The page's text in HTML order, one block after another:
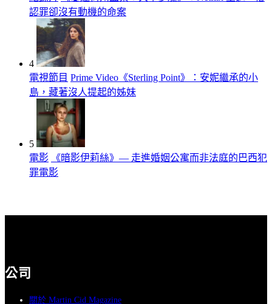
認罪卻沒有動機的命案
4
電視節目 Prime Video《Sterling Point》：安妮繼承的小
島，藏著沒人提起的姊妹
5
電影
《暗影伊莉絲》— 走進婚姻公寓而非法庭的巴西犯
罪電影
公司
關於 Martin Cid Magazine